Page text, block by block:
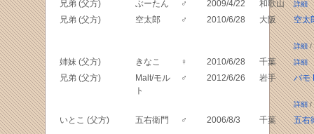
兄弟 (父方) ぶーたん ♂ 2009/4/22 和歌山 詳細
兄弟 (父方) 空太郎 ♂ 2010/6/28 大阪 空太
詳細/
姉妹 (父方) きなこ ♀ 2010/6/28 千葉 詳細
兄弟 (父方)
Malt/モル
ト
♂ 2012/6/26 岩手 バモ
詳細/
いとこ (父方) 五右衛門 ♂ 2006/8/3 千葉 五右